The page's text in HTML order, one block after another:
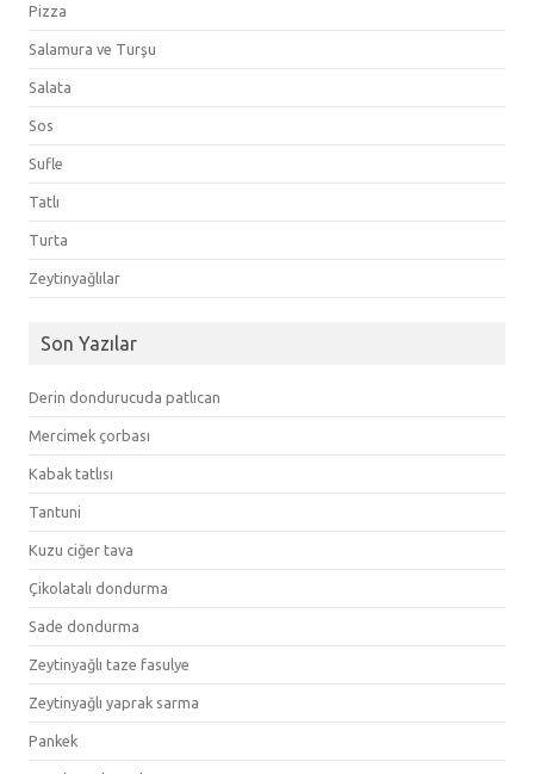
Pizza
Salamura ve Turşu
Salata
Sos
Sufle
Tatlı
Turta
Zeytinyağlılar
Son Yazılar
Derin dondurucuda patlıcan
Mercimek çorbası
Kabak tatlısı
Tantuni
Kuzu ciğer tava
Çikolatalı dondurma
Sade dondurma
Zeytinyağlı taze fasulye
Zeytinyağlı yaprak sarma
Pankek